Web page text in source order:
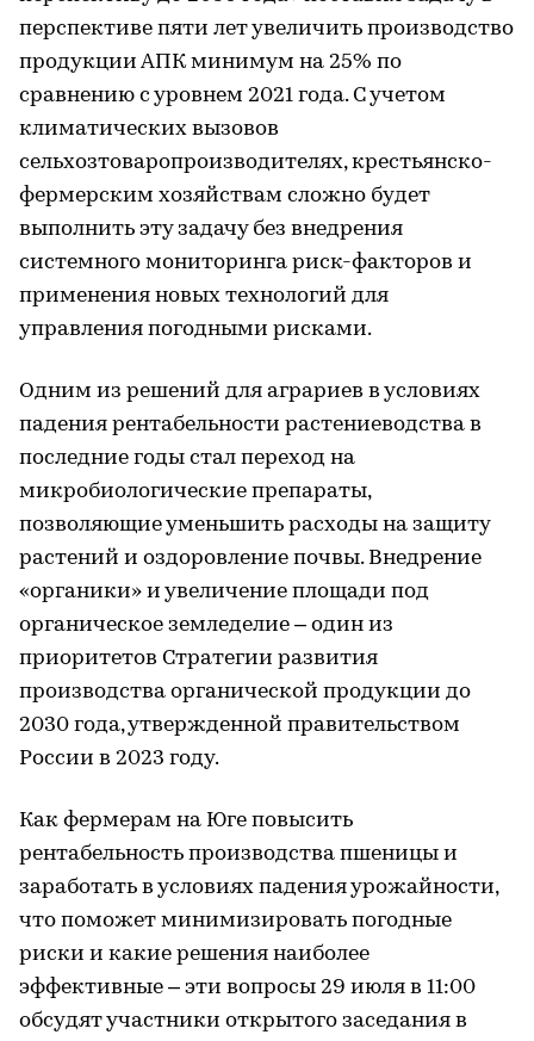
перспективе пяти лет увеличить производство
продукции АПК минимум на 25% по
сравнению с уровнем 2021 года. С учетом
климатических вызовов
сельхозтоваропроизводителях, крестьянско-
фермерским хозяйствам сложно будет
выполнить эту задачу без внедрения
системного мониторинга риск-факторов и
применения новых технологий для
управления погодными рисками.
Одним из решений для аграриев в условиях
падения рентабельности растениеводства в
последние годы стал переход на
микробиологические препараты,
позволяющие уменьшить расходы на защиту
растений и оздоровление почвы. Внедрение
«органики» и увеличение площади под
органическое земледелие – один из
приоритетов Стратегии развития
производства органической продукции до
2030 года, утвержденной правительством
России в 2023 году.
Как фермерам на Юге повысить
рентабельность производства пшеницы и
заработать в условиях падения урожайности,
что поможет минимизировать погодные
риски и какие решения наиболее
эффективные – эти вопросы 29 июля в 11:00
обсудят участники открытого заседания в